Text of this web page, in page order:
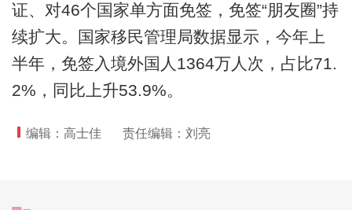
证、对46个国家单方面免签，免签“朋友圈”持
续扩大。国家移民管理局数据显示，今年上
半年，免签入境外国人1364万人次，占比71.
2%，同比上升53.9%。
编辑：高士佳 责任编辑：刘亮